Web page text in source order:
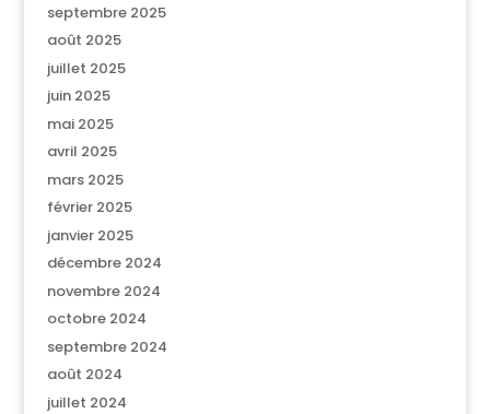
septembre 2025
août 2025
juillet 2025
juin 2025
mai 2025
avril 2025
mars 2025
février 2025
janvier 2025
décembre 2024
novembre 2024
octobre 2024
septembre 2024
août 2024
juillet 2024